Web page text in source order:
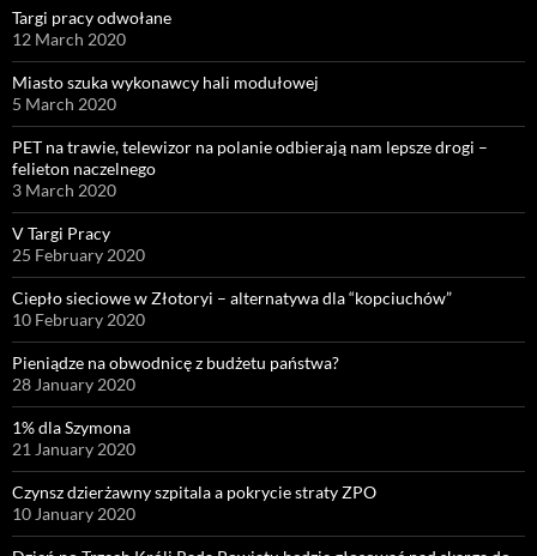
Targi pracy odwołane
12 March 2020
Miasto szuka wykonawcy hali modułowej
5 March 2020
PET na trawie, telewizor na polanie odbierają nam lepsze drogi –
felieton naczelnego
3 March 2020
V Targi Pracy
25 February 2020
Ciepło sieciowe w Złotoryi – alternatywa dla “kopciuchów”
10 February 2020
Pieniądze na obwodnicę z budżetu państwa?
28 January 2020
1% dla Szymona
21 January 2020
Czynsz dzierżawny szpitala a pokrycie straty ZPO
10 January 2020